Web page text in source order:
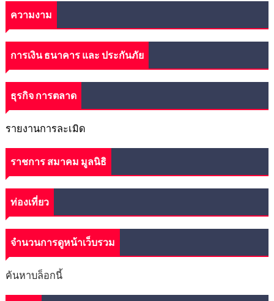
ความงาม
การเงิน ธนาคาร และ ประกันภัย
ธุรกิจ การตลาด
รายงานการละเมิด
ราชการ สมาคม มูลนิธิ
ท่องเที่ยว
จำนวนการดูหน้าเว็บรวม
ค้นหาบล็อกนี้